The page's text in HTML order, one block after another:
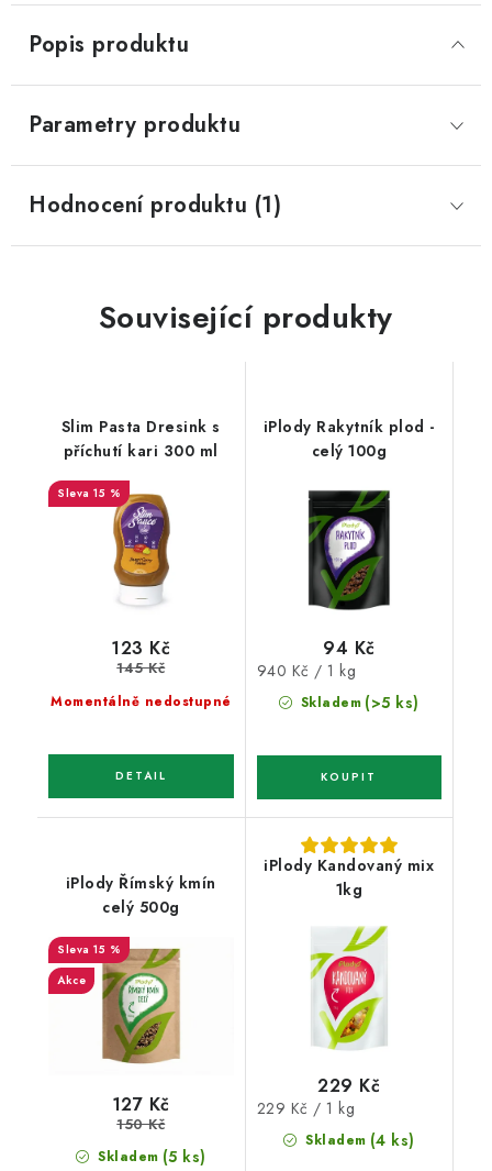
Popis produktu
Parametry produktu
Hodnocení produktu (1)
Související produkty
Slim Pasta Dresink s
příchutí kari 300 ml
15 %
Momentálně nedostupné
123 Kč
145 Kč
iPlody Rakytník plod -
celý 100g
Skladem (>5 ks)
94 Kč
Měrná
cena:
940 Kč / 1 kg
iPlody Římský kmín
celý 500g
15 %
Akce
Skladem (5 ks)
127 Kč
150 Kč
iPlody Kandovaný mix
1kg
Skladem (4 ks)
229 Kč
Měrná
cena:
229 Kč / 1 kg